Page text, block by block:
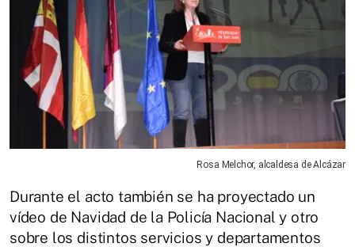
Rosa Melchor, alcaldesa de Alcázar
Durante el acto también se ha proyectado un
vídeo de Navidad de la Policía Nacional y otro
sobre los distintos servicios y departamentos